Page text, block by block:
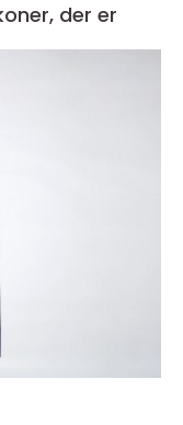
der er